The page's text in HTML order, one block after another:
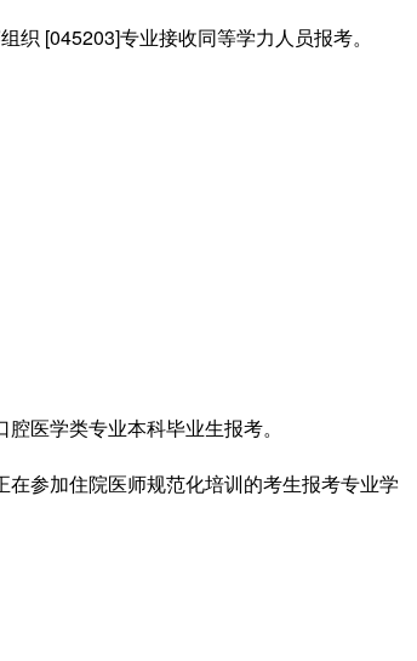
织 [045203]专业接收同等学力人员报考。
腔医学类专业本科毕业生报考。
在参加住院医师规范化培训的考生报考专业学